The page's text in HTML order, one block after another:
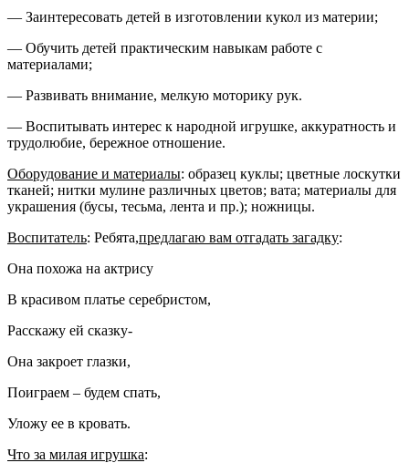
— Заинтересовать детей в изготовлении кукол из материи;
— Обучить детей практическим навыкам работе с
материалами;
— Развивать внимание, мелкую моторику рук.
— Воспитывать интерес к народной игрушке, аккуратность и
трудолюбие, бережное отношение.
Оборудование и материалы: образец куклы; цветные лоскутки
тканей; нитки мулине различных цветов; вата; материалы для
украшения (бусы, тесьма, лента и пр.); ножницы.
Воспитатель: Ребята,предлагаю вам отгадать загадку:
Она похожа на актрису
В красивом платье серебристом,
Расскажу ей сказку-
Она закроет глазки,
Поиграем – будем спать,
Уложу ее в кровать.
Что за милая игрушка: